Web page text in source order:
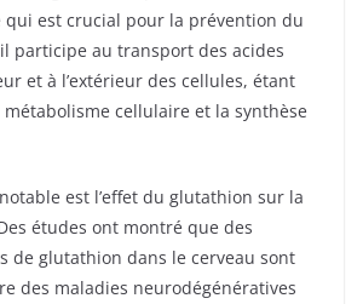
qui est crucial pour la prévention du
participe au transport des acides
et à l’extérieur des cellules, étant
cellulaire et la synthèse
est l’effet du glutathion sur la
études ont montré que des
de glutathion dans le cerveau sont
des maladies neurodégénératives